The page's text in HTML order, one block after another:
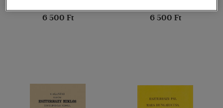
10 - 14 év(2)
Nyelv szerint
Utolsó ismert ár:
6 500 Ft
Utolsó ismert ár:
6 500 Ft